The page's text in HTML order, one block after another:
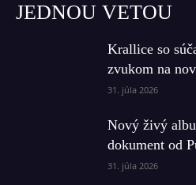
JEDNOU VETOU
Krallice so
zvukom na
31. júla 2026
Nový živý
dokument od
31. júla 2026